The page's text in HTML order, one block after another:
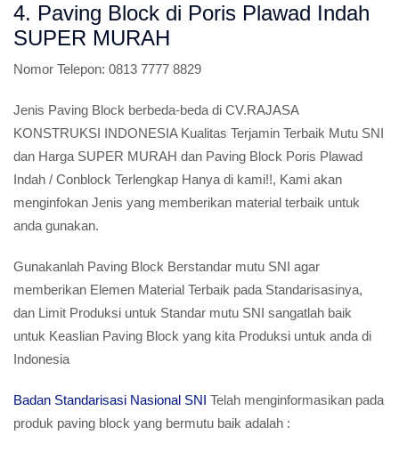
4. Paving Block di Poris Plawad Indah
SUPER MURAH
Nomor Telepon: 0813 7777 8829
Jenis Paving Block berbeda-beda di CV.RAJASA
KONSTRUKSI INDONESIA Kualitas Terjamin Terbaik Mutu SNI
dan Harga SUPER MURAH dan Paving Block Poris Plawad
Indah / Conblock Terlengkap Hanya di kami!!, Kami akan
menginfokan Jenis yang memberikan material terbaik untuk
anda gunakan.
Gunakanlah Paving Block Berstandar mutu SNI agar
memberikan Elemen Material Terbaik pada Standarisasinya,
dan Limit Produksi untuk Standar mutu SNI sangatlah baik
untuk Keaslian Paving Block yang kita Produksi untuk anda di
Indonesia
Badan Standarisasi Nasional SNI Telah menginformasikan pada
produk paving block yang bermutu baik adalah :